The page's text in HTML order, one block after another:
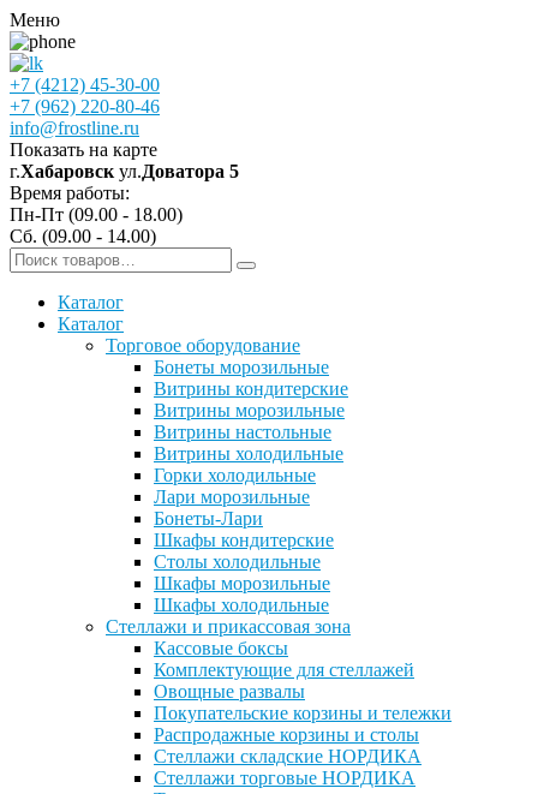
Меню
+7 (4212) 45-30-00
+7 (962) 220-80-46
info@frostline.ru
Показать на карте
г.Хабаровск ул.Доватора 5
Время работы:
Пн-Пт (09.00 - 18.00)
Сб. (09.00 - 14.00)
Каталог
Каталог
Торговое оборудование
Бонеты морозильные
Витрины кондитерские
Витрины морозильные
Витрины настольные
Витрины холодильные
Горки холодильные
Лари морозильные
Бонеты-Лари
Шкафы кондитерские
Столы холодильные
Шкафы морозильные
Шкафы холодильные
Стеллажи и прикассовая зона
Кассовые боксы
Комплектующие для стеллажей
Овощные развалы
Покупательские корзины и тележки
Распродажные корзины и столы
Стеллажи складские НОРДИКА
Стеллажи торговые НОРДИКА